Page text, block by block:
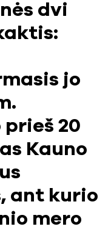
dvi
jo
prieš 20
Kauno
ant kurio
mero